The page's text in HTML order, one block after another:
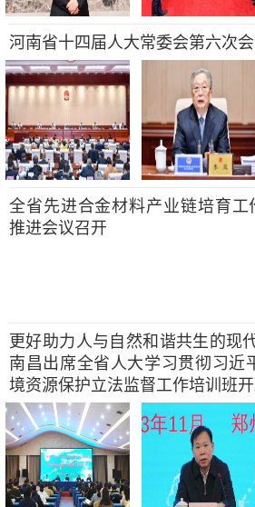
河南省十四届人大常委会第六次
全省先进合金材料产业链培育工
推进会议召开
更好助力人与自然和谐共生的现
南昌出席全省人大学习贯彻习近
境资源保护立法监督工作培训班